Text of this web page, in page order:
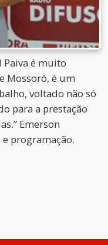
Paiva é muito
Mossoró, é um
voltado não só
para a prestação
Emerson
programação.